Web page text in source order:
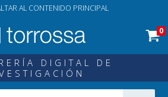
AL CONTENIDO PRINCIPAL
0
DIGITAL DE